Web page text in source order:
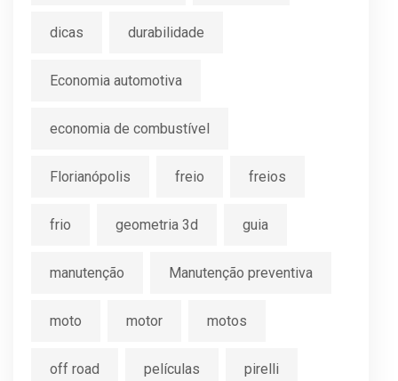
dicas durabilidade
Economia automotiva
economia de combustível
Florianópolis freio freios
frio geometria 3d guia
manutenção Manutenção preventiva
moto motor motos
off road películas pirelli